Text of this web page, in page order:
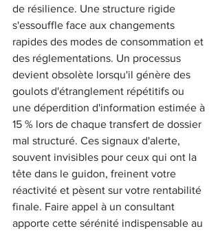
de résilience. Une structure rigide
s'essouffle face aux changements
rapides des modes de consommation et
des réglementations. Un processus
devient obsolète lorsqu'il génère des
goulots d'étranglement répétitifs ou
une déperdition d'information estimée à
15 % lors de chaque transfert de dossier
mal structuré. Ces signaux d'alerte,
souvent invisibles pour ceux qui ont la
tête dans le guidon, freinent votre
réactivité et pèsent sur votre rentabilité
finale. Faire appel à un consultant
apporte cette sérénité indispensable au